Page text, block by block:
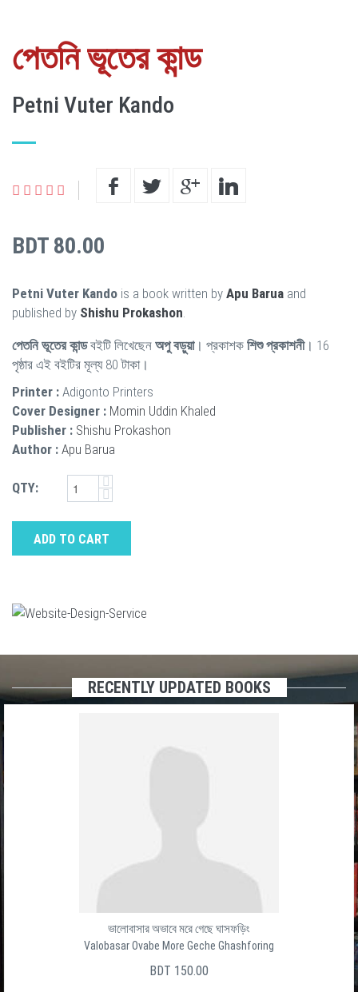
পেতনি ভূতের কান্ড
Petni Vuter Kando
BDT 80.00
Petni Vuter Kando is a book written by Apu Barua and
published by Shishu Prokashon.
পেতনি ভূতের কান্ডবইটি লিখেছেন অপু বড়ুয়া। প্রকাশক শিশু প্রকাশনী। 16
পৃষ্ঠার এই বইটির মূল্য 80 টাকা।
Printer : Adigonto Printers
Cover Designer : Momin Uddin Khaled
Publisher : Shishu Prokashon
Author : Apu Barua
QTY:
ADD TO CART
RECENTLY UPDATED BOOKS
ভালোবাসার অভাবে মরে গেছে ঘাসফড়িং
Valobasar Ovabe More Geche Ghashforing
BDT 150.00